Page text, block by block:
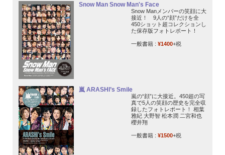
Snow Man Snow Man's Face
Snow Manメンバーの笑顔に大
接近！ 9人の“顔”だけを全
450ショット超コレクションし
た保存版フォトレポート！
一般書籍 : ¥1400+税
嵐 ARASHI’s Smile
嵐の“顔”に大接近。450超の写
真で5人の笑顔の歴史を完全収
録したフォトレポート！ 相葉
雅紀 大野智 松本潤 二宮和也
櫻井翔
一般書籍 : ¥1500+税